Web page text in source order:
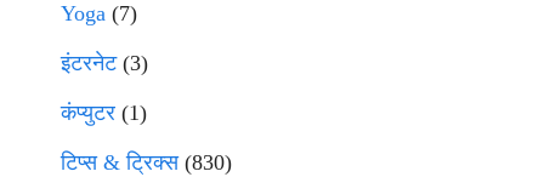
Yoga (7)
इंटरनेट(3)
कंप्युटर (1)
टिप्स & ट्रिक्स(830)